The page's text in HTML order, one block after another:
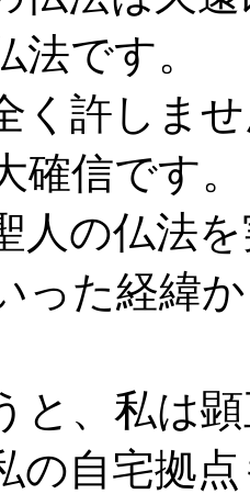
法です。
く許しま
確信です。
人の仏法
った経緯
と、私は
の自宅拠